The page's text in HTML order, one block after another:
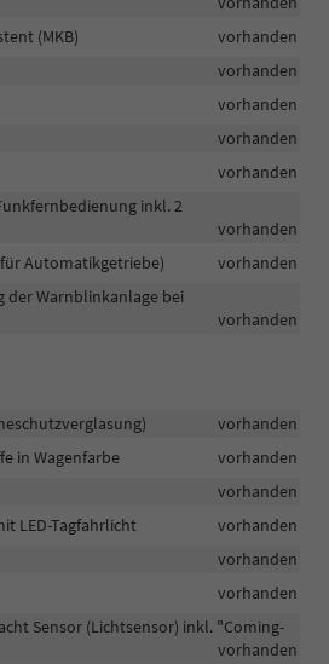
(MKB)
vorhanden
vorhanden
vorhanden
vorhanden
vorhanden
inkl. 2
vorhanden
Automatikgetriebe)
vorhanden
der Warnblinkanlage bei
vorhanden
vorhanden
in Wagenfarbe
vorhanden
vorhanden
LED-Tagfahrlicht
vorhanden
vorhanden
vorhanden
Sensor (Lichtsensor) inkl. "Coming-
vorhanden